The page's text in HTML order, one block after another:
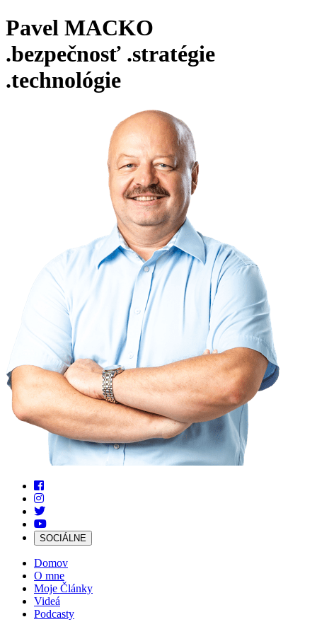
Pavel MACKO
.bezpečnosť .stratégie
.technológie
SOCIÁLNE
Domov
O mne
Moje Články
Videá
Podcasty